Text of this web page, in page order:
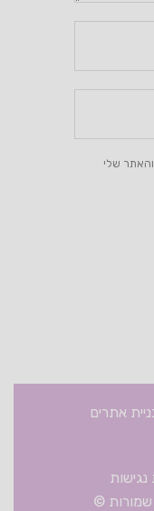
שלי
אתרים
שמורות ©